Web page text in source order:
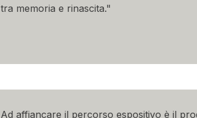
tra memoria e rinascita."
Ad affiancare il percorso espositivo è il